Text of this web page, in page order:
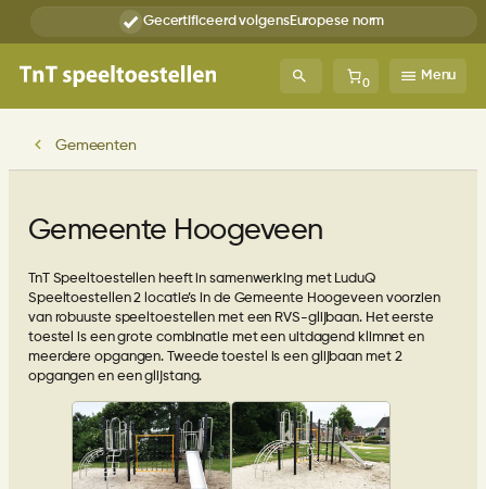
inhoud
Gecertificeerd volgensEuropese norm
0
Menu
Gemeenten
Gemeente Hoogeveen
TnT Speeltoestellen heeft in samenwerking met LuduQ
Speeltoestellen 2 locatie’s in de Gemeente Hoogeveen voorzien
van robuuste speeltoestellen met een RVS-glijbaan. Het eerste
toestel is een grote combinatie met een uitdagend klimnet en
meerdere opgangen. Tweede toestel is een glijbaan met 2
opgangen en een glijstang.